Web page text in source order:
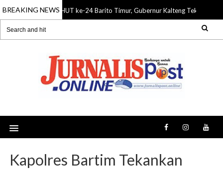
BREAKING NEWS
08 Aug 2026 HUT ke-24 Barito Timur, Gubernur Kalteng Tekankan
Kapolres Bartim Tekankan